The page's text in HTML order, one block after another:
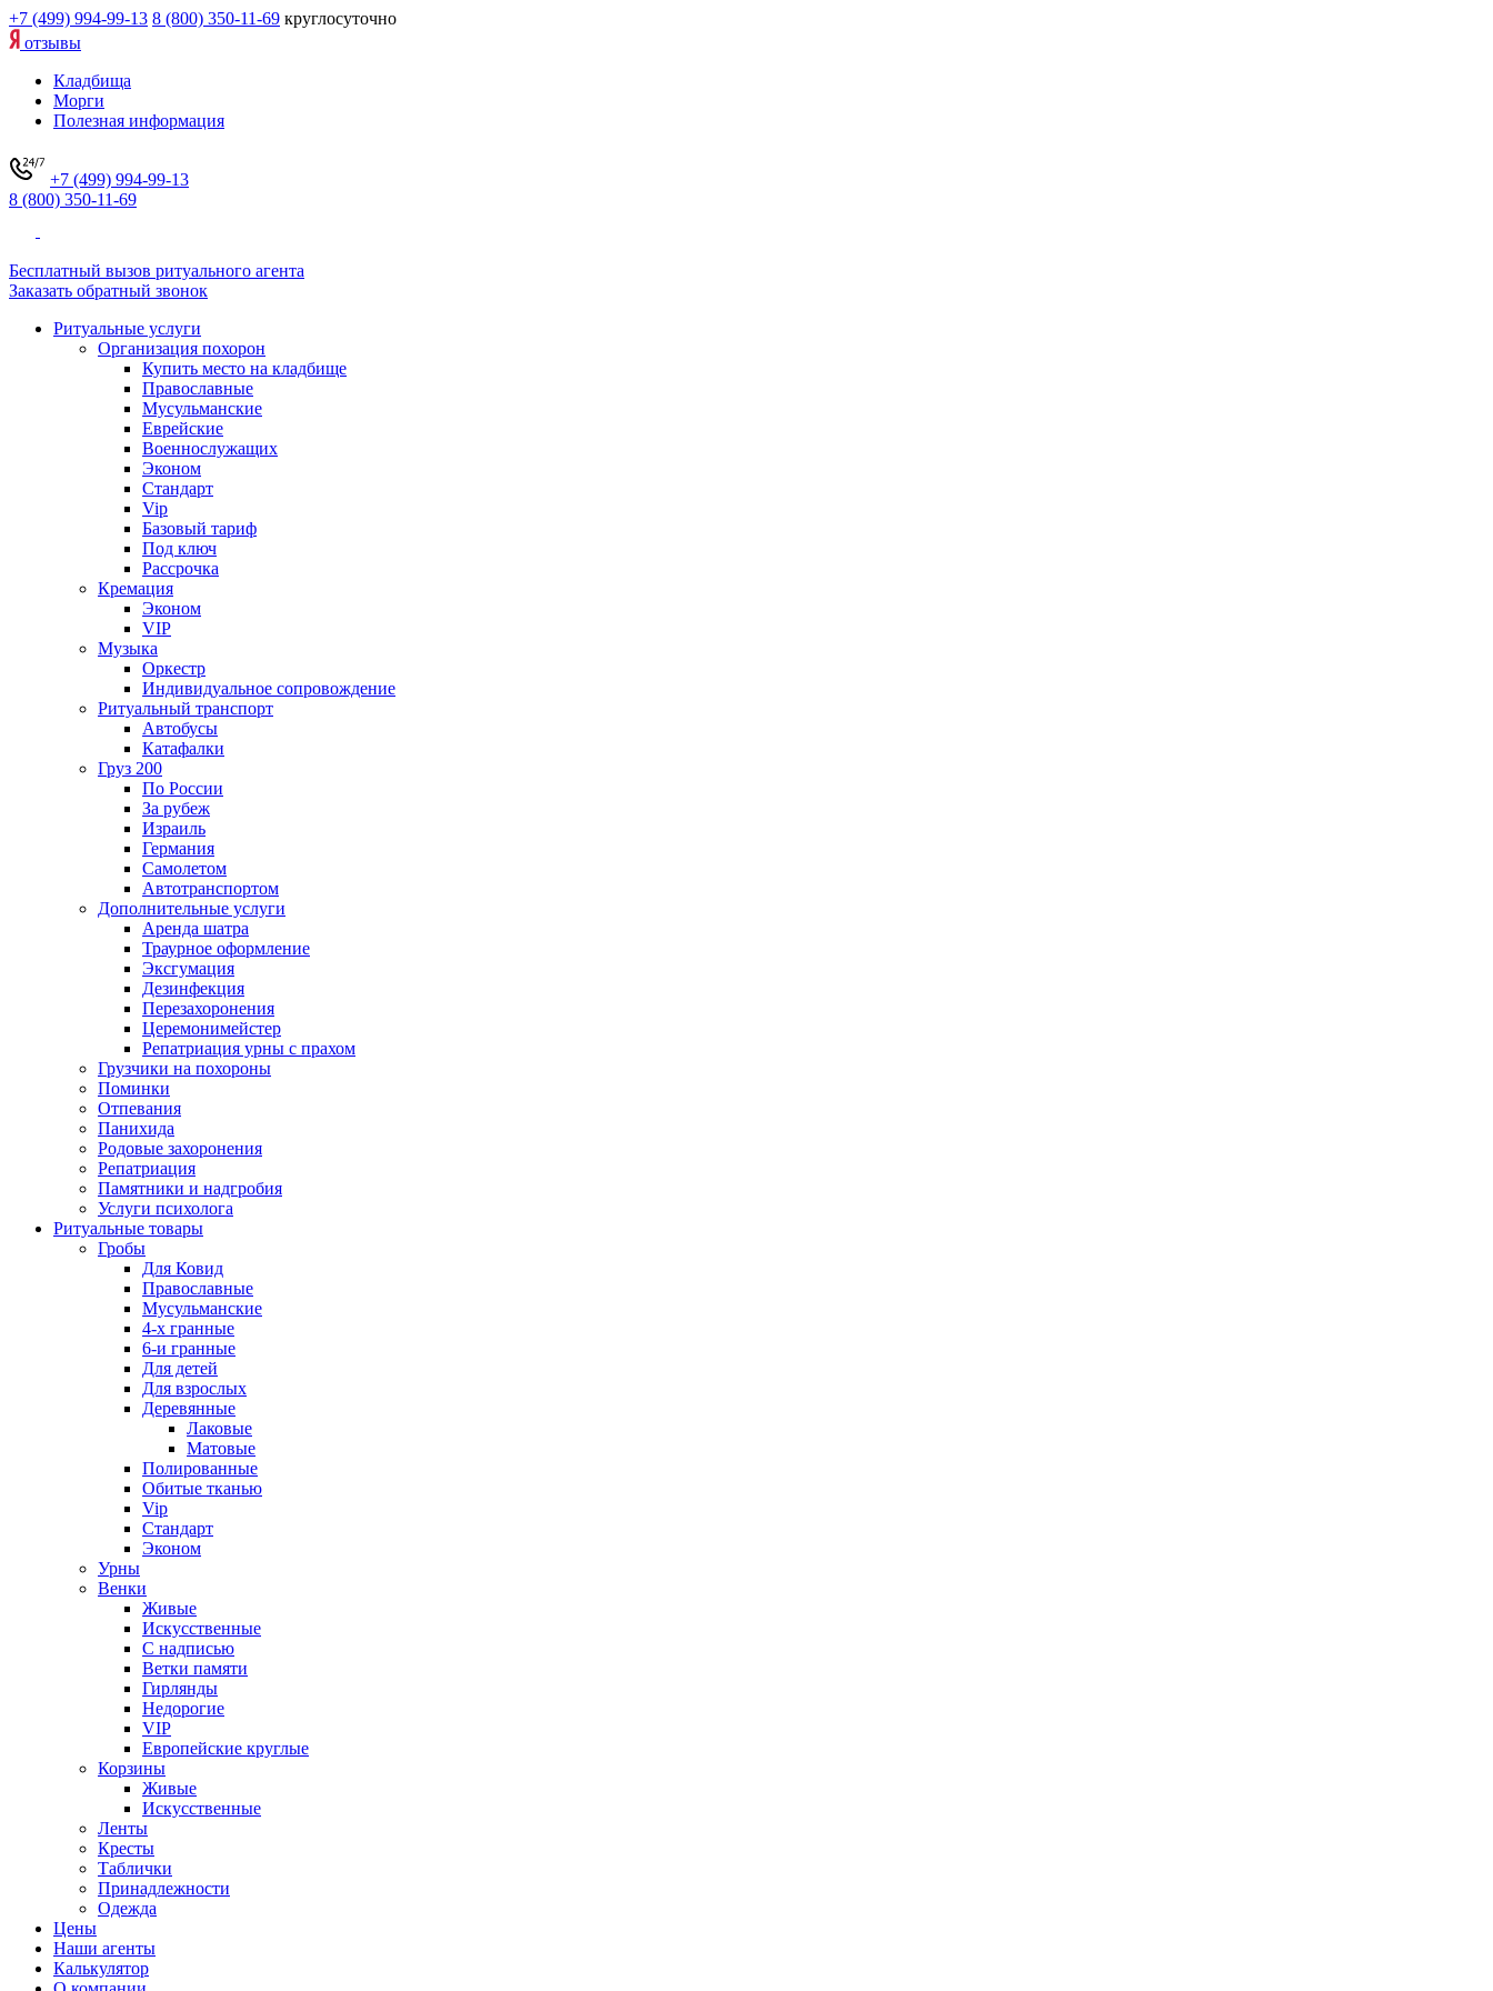
+7 (499) 994-99-13 8 (800) 350-11-69 круглосуточно
отзывы
Кладбища
Морги
Полезная информация
+7 (499) 994-99-13
8 (800) 350-11-69
Бесплатный вызов ритуального агента
Заказать обратный звонок
Ритуальные услуги
Организация похорон
Купить место на кладбище
Православные
Мусульманские
Еврейские
Военнослужащих
Эконом
Стандарт
Vip
Базовый тариф
Под ключ
Рассрочка
Кремация
Эконом
VIP
Музыка
Оркестр
Индивидуальное сопровождение
Ритуальный транспорт
Автобусы
Катафалки
Груз 200
По России
За рубеж
Израиль
Германия
Самолетом
Автотранспортом
Дополнительные услуги
Аренда шатра
Траурное оформление
Эксгумация
Дезинфекция
Перезахоронения
Церемонимейстер
Репатриация урны с прахом
Грузчики на похороны
Поминки
Отпевания
Панихида
Родовые захоронения
Репатриация
Памятники и надгробия
Услуги психолога
Ритуальные товары
Гробы
Для Ковид
Православные
Мусульманские
4-х гранные
6-и гранные
Для детей
Для взрослых
Деревянные
Лаковые
Матовые
Полированные
Обитые тканью
Vip
Стандарт
Эконом
Урны
Венки
Живые
Искусственные
С надписью
Ветки памяти
Гирлянды
Недорогие
VIP
Европейские круглые
Корзины
Живые
Искусственные
Ленты
Кресты
Таблички
Принадлежности
Одежда
Цены
Наши агенты
Калькулятор